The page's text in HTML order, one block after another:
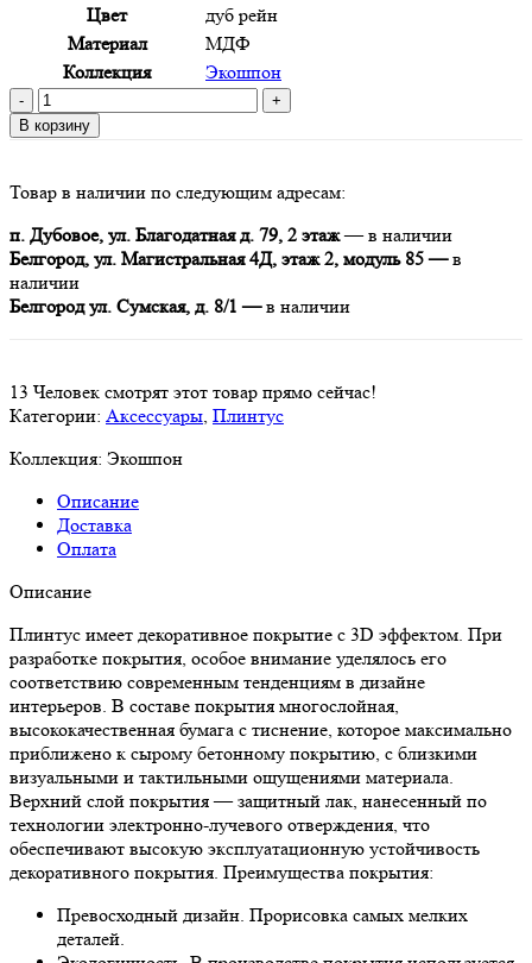
Цвет
дуб рейн
Материал
МДФ
Коллекция
Экошпон
Количество
товара
Плинтус
экошпон,
Рейн,
80x16x2400
мм,
МДФ
В корзину
Товар в наличии по следующим адресам:
п. Дубовое, ул. Благодатная д. 79, 2 этаж— в наличии
Белгород, ул. Магистральная 4Д, этаж 2, модуль 85 —в
наличии
Белгород ул. Сумская, д. 8/1 —в наличии
13 Человек смотрят этот товар прямо сейчас!
Категории: Аксессуары, Плинтус
Коллекция: Экошпон
Описание
Доставка
Оплата
Описание
Плинтус имеет декоративное покрытие c 3D эффектом. При
разработке покрытия, особое внимание уделялось его
соответствию современным тенденциям в дизайне
интерьеров. В составе покрытия многослойная,
высококачественная бумага с тиснение, которое максимально
приближено к сырому бетонному покрытию, с близкими
визуальными и тактильными ощущениями материала.
Верхний слой покрытия — защитный лак, нанесенный по
технологии электронно-лучевого отверждения, что
обеспечивают высокую эксплуатационную устойчивость
декоративного покрытия. Преимущества покрытия:
Превосходный дизайн. Прорисовка самых мелких
деталей.